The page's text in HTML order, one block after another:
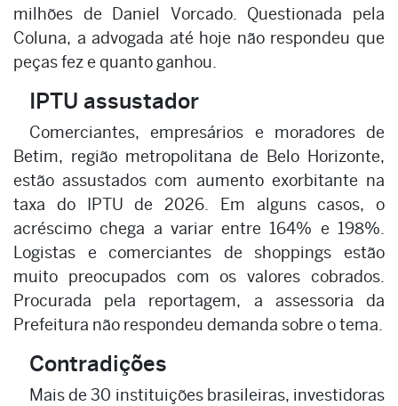
milhões de Daniel Vorcado. Questionada pela
Coluna, a advogada até hoje não respondeu que
peças fez e quanto ganhou.
IPTU assustador
Comerciantes, empresários e moradores de
Betim, região metropolitana de Belo Horizonte,
estão assustados com aumento exorbitante na
taxa do IPTU de 2026. Em alguns casos, o
acréscimo chega a variar entre 164% e 198%.
Logistas e comerciantes de shoppings estão
muito preocupados com os valores cobrados.
Procurada pela reportagem, a assessoria da
Prefeitura não respondeu demanda sobre o tema.
Contradições
Mais de 30 instituições brasileiras, investidoras